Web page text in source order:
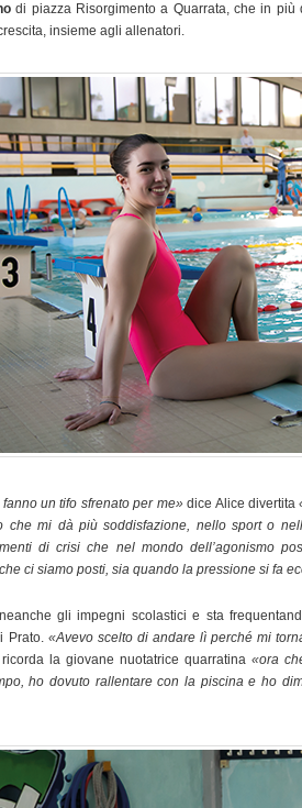
di piazza Risorgimento a Quarrata, che in più
insieme agli allenatori.
un tifo sfrenato per me»dice Alice divertita
che mi dà più soddisfazione, nello sport o
di crisi che nel mondo dell’agonismo
ci siamo posti, sia quando la pressione si fa
gli impegni scolastici e sta
Prato. «Avevo scelto di andare lì perché mi
la giovane nuotatrice quarratina «ora
ho dovuto rallentare con la piscina e ho